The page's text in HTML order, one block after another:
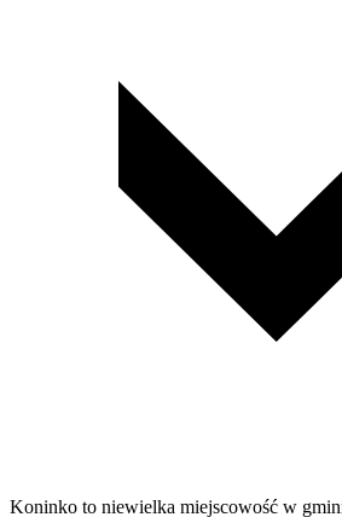
Koninko to niewielka miejscowość w